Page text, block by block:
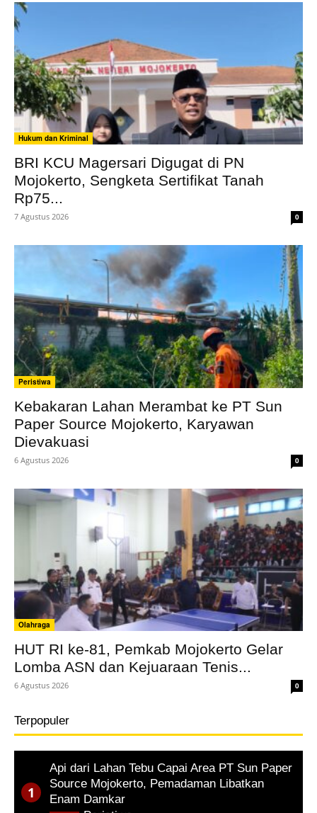
Hukum dan Kriminal
BRI KCU Magersari Digugat di PN
Mojokerto, Sengketa Sertifikat Tanah
Rp75...
7 Agustus 2026 0
Peristiwa
Kebakaran Lahan Merambat ke PT Sun
Paper Source Mojokerto, Karyawan
Dievakuasi
6 Agustus 2026 0
Olahraga
HUT RI ke-81, Pemkab Mojokerto Gelar
Lomba ASN dan Kejuaraan Tenis...
6 Agustus 2026 0
Terpopuler
Api dari Lahan Tebu Capai Area PT Sun Paper
Source Mojokerto, Pemadaman Libatkan
Enam Damkar